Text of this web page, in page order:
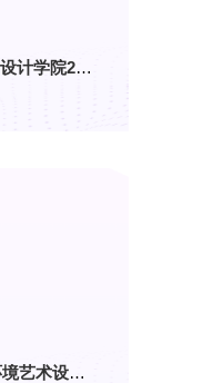
智慧·展览|智慧空间设计学院2025级环境艺术设计三、四班——《建筑装饰制图与识图》结课展
智慧·展览|2025级环境艺术设计三、四班《手绘效果图表现技法》结课展